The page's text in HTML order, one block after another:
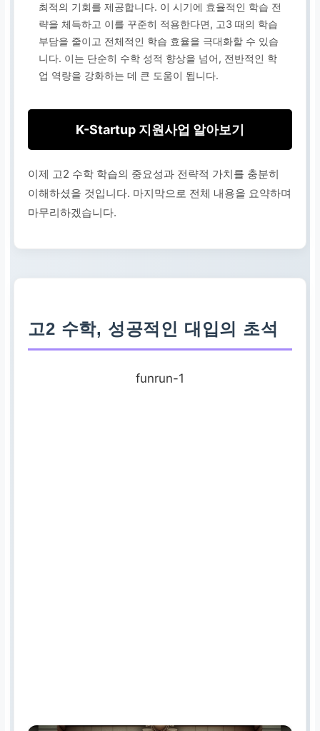
최적의 기회를 제공합니다. 이 시기에 효율적인 학습 전
략을 체득하고 이를 꾸준히 적용한다면, 고3 때의 학습
부담을 줄이고 전체적인 학습 효율을 극대화할 수 있습
니다. 이는 단순히 수학 성적 향상을 넘어, 전반적인 학
업 역량을 강화하는 데 큰 도움이 됩니다.
K-Startup 지원사업 알아보기
이제 고2 수학 학습의 중요성과 전략적 가치를 충분히
이해하셨을 것입니다. 마지막으로 전체 내용을 요약하며
마무리하겠습니다.
고2 수학, 성공적인 대입의 초석
funrun-1